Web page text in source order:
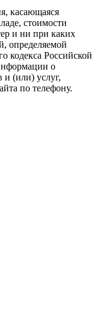
касающаяся
стоимости
и ни при каких
определяемой
кодекса Российской
о
и (или) услуг,
по телефону.